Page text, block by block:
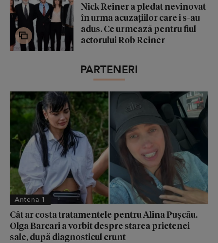
Nick Reiner a pledat nevinovat
în urma acuzațiilor care i s-au
adus. Ce urmează pentru fiul
actorului Rob Reiner
PARTENERI
Antena 1
Cât ar costa tratamentele pentru Alina Pușcău.
Olga Barcari a vorbit despre starea prietenei
sale, după diagnosticul crunt